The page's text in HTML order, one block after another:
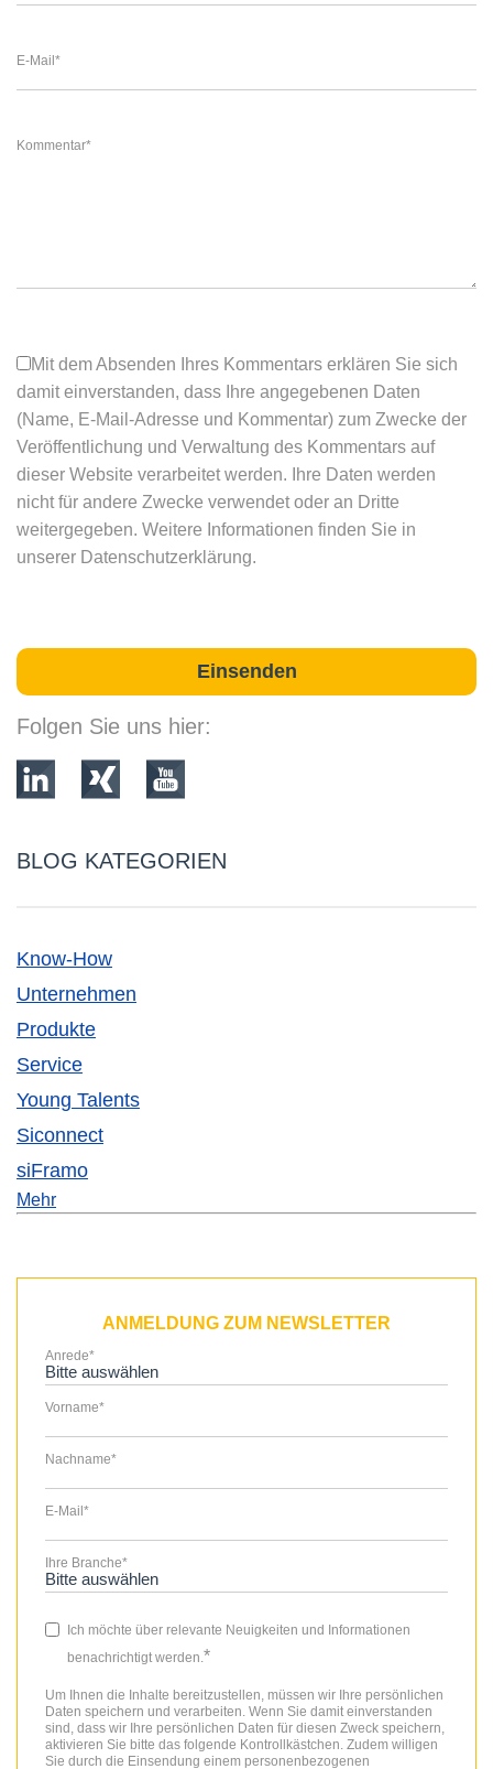
E-Mail*
Kommentar*
Mit dem Absenden Ihres Kommentars erklären Sie sich
damit einverstanden, dass Ihre angegebenen Daten
(Name, E-Mail-Adresse und Kommentar) zum Zwecke der
Veröffentlichung und Verwaltung des Kommentars auf
dieser Website verarbeitet werden. Ihre Daten werden
nicht für andere Zwecke verwendet oder an Dritte
weitergegeben. Weitere Informationen finden Sie in
unserer Datenschutzerklärung.
Folgen Sie uns hier:
BLOG KATEGORIEN
Know-How
Unternehmen
Produkte
Service
Young Talents
Siconnect
siFramo
Mehr
ANMELDUNG ZUM NEWSLETTER
Anrede*
Vorname*
Nachname*
E-Mail*
Ihre Branche*
Ich möchte über relevante Neuigkeiten und Informationen
benachrichtigt werden. *
Um Ihnen die Inhalte bereitzustellen, müssen wir Ihre persönlichen
Daten speichern und verarbeiten. Wenn Sie damit einverstanden
sind, dass wir Ihre persönlichen Daten für diesen Zweck speichern,
aktivieren Sie bitte das folgende Kontrollkästchen. Zudem willigen
Sie durch die Einsendung einem personenbezogenen